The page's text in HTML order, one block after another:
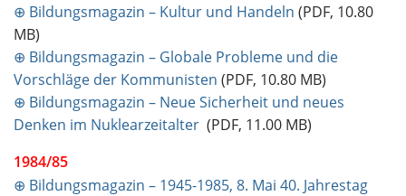
⊕ Bildungsmagazin – Kultur und Handeln (PDF, 10.80
MB)
⊕ Bildungsmagazin – Globale Probleme und die
Vorschläge der Kommunisten (PDF, 10.80 MB)
⊕ Bildungsmagazin – Neue Sicherheit und neues
Denken im Nuklearzeitalter (PDF, 11.00 MB)
1984/85
⊕ Bildungsmagazin – 1945-1985, 8. Mai 40. Jahrestag